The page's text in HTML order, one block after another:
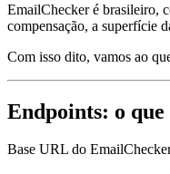
EmailChecker é brasileiro,
compensação, a superfície
Com isso dito, vamos ao
Endpoints: o que
Base URL do